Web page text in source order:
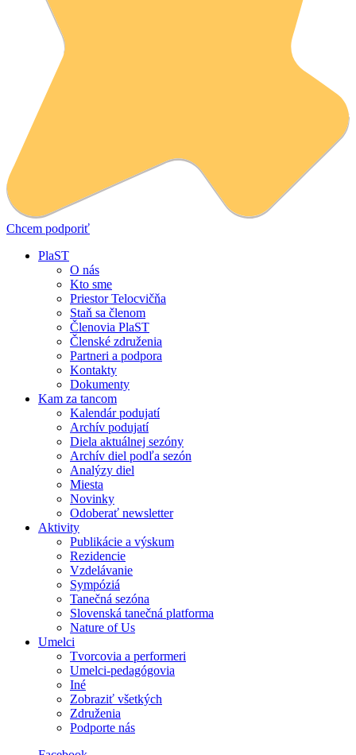
Chcem podporiť
PlaST
O nás
Kto sme
Priestor Telocvičňa
Staň sa členom
Členovia PlaST
Členské združenia
Partneri a podpora
Kontakty
Dokumenty
Kam za tancom
Kalendár podujatí
Archív podujatí
Diela aktuálnej sezóny
Archív diel podľa sezón
Analýzy diel
Miesta
Novinky
Odoberať newsletter
Aktivity
Publikácie a výskum
Rezidencie
Vzdelávanie
Sympóziá
Tanečná sezóna
Slovenská tanečná platforma
Nature of Us
Umelci
Tvorcovia a performeri
Umelci-pedagógovia
Iné
Zobraziť všetkých
Združenia
Podporte nás